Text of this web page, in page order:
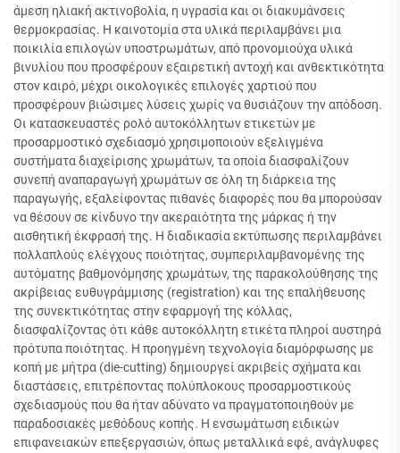
άμεση ηλιακή ακτινοβολία, η υγρασία και οι διακυμάνσεις
θερμοκρασίας. Η καινοτομία στα υλικά περιλαμβάνει μια
ποικιλία επιλογών υποστρωμάτων, από προνομιούχα υλικά
βινυλίου που προσφέρουν εξαιρετική αντοχή και ανθεκτικότητα
στον καιρό, μέχρι οικολογικές επιλογές χαρτιού που
προσφέρουν βιώσιμες λύσεις χωρίς να θυσιάζουν την απόδοση.
Οι κατασκευαστές ρολό αυτοκόλλητων ετικετών με
προσαρμοστικό σχεδιασμό χρησιμοποιούν εξελιγμένα
συστήματα διαχείρισης χρωμάτων, τα οποία διασφαλίζουν
συνεπή αναπαραγωγή χρωμάτων σε όλη τη διάρκεια της
παραγωγής, εξαλείφοντας πιθανές διαφορές που θα μπορούσαν
να θέσουν σε κίνδυνο την ακεραιότητα της μάρκας ή την
αισθητική έκφρασή της. Η διαδικασία εκτύπωσης περιλαμβάνει
πολλαπλούς ελέγχους ποιότητας, συμπεριλαμβανομένης της
αυτόματης βαθμονόμησης χρωμάτων, της παρακολούθησης της
ακρίβειας ευθυγράμμισης (registration) και της επαλήθευσης
της συνεκτικότητας στην εφαρμογή της κόλλας,
διασφαλίζοντας ότι κάθε αυτοκόλλητη ετικέτα πληροί αυστηρά
πρότυπα ποιότητας. Η προηγμένη τεχνολογία διαμόρφωσης με
κοπή με μήτρα (die-cutting) δημιουργεί ακριβείς σχήματα και
διαστάσεις, επιτρέποντας πολύπλοκους προσαρμοστικούς
σχεδιασμούς που θα ήταν αδύνατο να πραγματοποιηθούν με
παραδοσιακές μεθόδους κοπής. Η ενσωμάτωση ειδικών
επιφανειακών επεξεργασιών, όπως μεταλλικά εφέ, ανάγλυφες